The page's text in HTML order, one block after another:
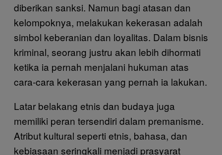
diberikan sanksi. Namun bagi atasan dan
kelompoknya, melakukan kekerasan adalah
simbol keberanian dan loyalitas. Dalam bisnis
kriminal, seorang justru akan lebih dihormati
ketika ia pernah menjalani hukuman atas
cara-cara kekerasan yang pernah ia lakukan.
Latar belakang etnis dan budaya juga
memiliki peran tersendiri dalam premanisme.
Atribut kultural seperti etnis, bahasa, dan
kebiasaan seringkali menjadi prasyarat